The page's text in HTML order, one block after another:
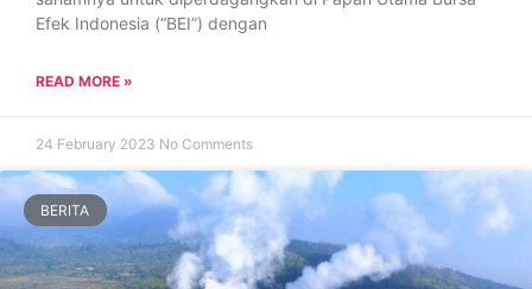
Efek Indonesia (“BEI”) dengan
READ MORE »
24 February 2023 No Comments
BERITA